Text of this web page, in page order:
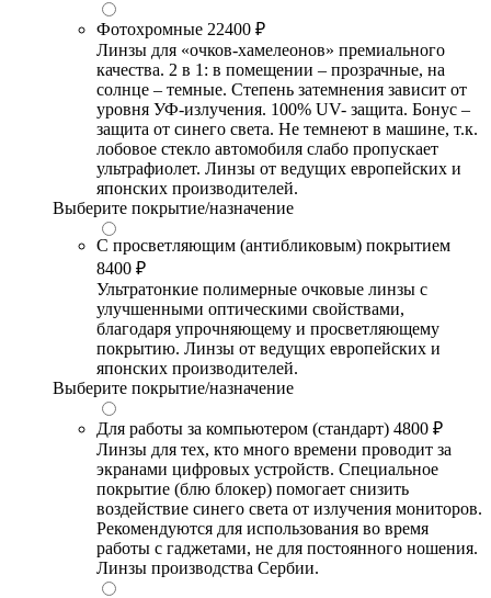
Фотохромные 22400 ₽
Линзы для «очков-хамелеонов» премиального
качества. 2 в 1: в помещении – прозрачные, на
солнце – темные. Степень затемнения зависит от
уровня УФ-излучения. 100% UV- защита. Бонус –
защита от синего света. Не темнеют в машине, т.к.
лобовое стекло автомобиля слабо пропускает
ультрафиолет. Линзы от ведущих европейских и
японских производителей.
Выберите покрытие/назначение
С просветляющим (антибликовым) покрытием
8400 ₽
Ультратонкие полимерные очковые линзы с
улучшенными оптическими свойствами,
благодаря упрочняющему и просветляющему
покрытию. Линзы от ведущих европейских и
японских производителей.
Выберите покрытие/назначение
Для работы за компьютером (стандарт) 4800 ₽
Линзы для тех, кто много времени проводит за
экранами цифровых устройств. Специальное
покрытие (блю блокер) помогает снизить
воздействие синего света от излучения мониторов.
Рекомендуются для использования во время
работы с гаджетами, не для постоянного ношения.
Линзы производства Сербии.